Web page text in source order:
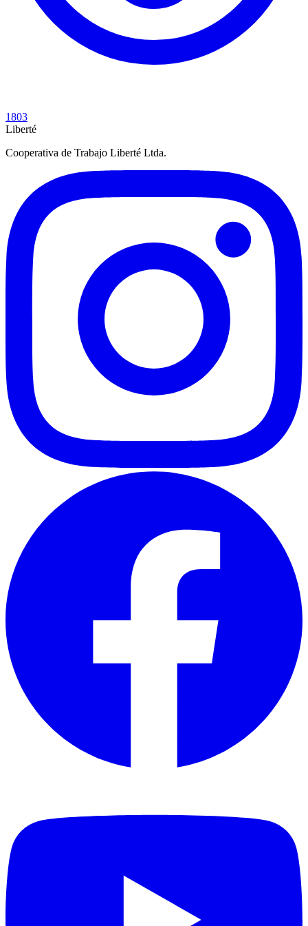
1803
Liberté
Cooperativa de Trabajo Liberté Ltda.